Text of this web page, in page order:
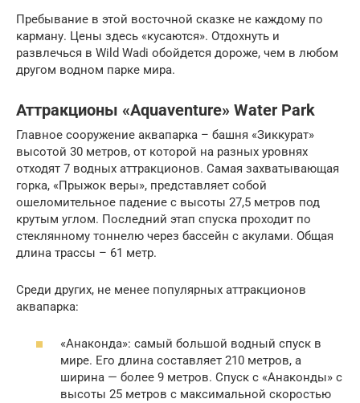
Пребывание в этой восточной сказке не каждому по
карману. Цены здесь «кусаются». Отдохнуть и
развлечься в Wild Wadi обойдется дороже, чем в любом
другом водном парке мира.
Аттракционы «Aquaventure» Water Park
Главное сооружение аквапарка – башня «Зиккурат»
высотой 30 метров, от которой на разных уровнях
отходят 7 водных аттракционов. Самая захватывающая
горка, «Прыжок веры», представляет собой
ошеломительное падение с высоты 27,5 метров под
крутым углом. Последний этап спуска проходит по
стеклянному тоннелю через бассейн с акулами. Общая
длина трассы – 61 метр.
Среди других, не менее популярных аттракционов
аквапарка:
«Анаконда»: самый большой водный спуск в
мире. Его длина составляет 210 метров, а
ширина — более 9 метров. Спуск с «Анаконды» с
высоты 25 метров с максимальной скоростью